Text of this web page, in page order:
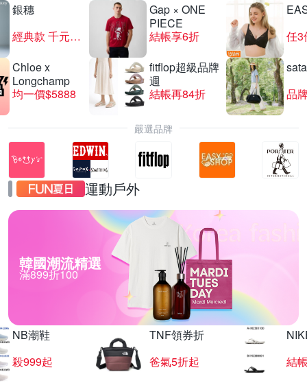
銀穗
經典款 千元有找
Gap × ONE
PIECE
結帳享6折
任3
Chloe x
Longchamp
均一價$5888
fitflop超級品牌
週
結帳再84折
品
嚴選品牌
運動戶外
韓國潮流精選
滿899折100
NB潮鞋
殺999起
TNF領券折
爸氣5折起
結